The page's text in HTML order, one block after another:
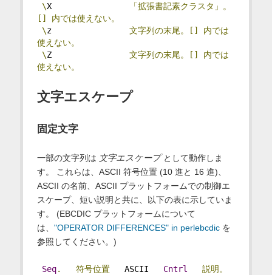
\X
「拡張書記素クラスタ」。
[]
内では使えない。
\z 文字列の末尾。[]
内では
使えない。
\Z 文字列の末尾。[]
内では
使えない。
文字エスケープ
固定文字
一部の文字列は 文字エスケープとして動作しま
す。 これらは、ASCII 符号位置 (10 進と 16 進)、
ASCII の名前、ASCII プラットフォームでの制御エ
スケープ、短い説明と共に、以下の表に示していま
す。 (EBCDIC プラットフォームについて
は、 "OPERATOR DIFFERENCES" in perlebcdicを
参照してください。)
Seq. 符号位置 ASCII Cntrl
説明。